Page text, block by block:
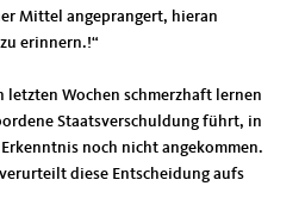
Mittel angeprangert, hieran
erinnern.!“
letzten Wochen schmerzhaft lernen
Staatsverschuldung führt, in
noch nicht angekommen.
diese Entscheidung aufs